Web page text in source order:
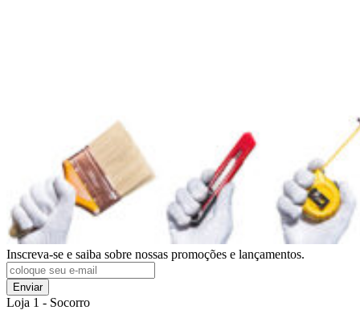
Inscreva-se e saiba sobre nossas promoções e lançamentos.
Enviar
Loja 1 - Socorro